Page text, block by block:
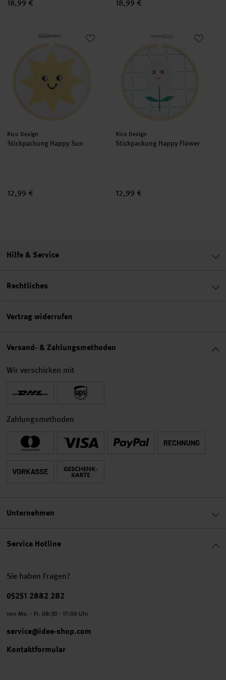
18,99 € 18,99 €
Stickpackung Happy Sun
Hersteller:
Rico Design
Stickpackung Happy Sun
12,99 €
Stickpackung Happy Flower
Hersteller:
Rico Design
Stickpackung Happy Flower
12,99 €
Service Hotline
Sie haben Fragen?
Telefonnummer
05251 2882 282
von Mo. - Fr. 08:30 - 17:00 Uhr
service@idee-shop.com
Kontaktformular
Hilfe & Service
Rechtliches
Vertrag widerrufen
Versand- & Zahlungsmethoden
Wir verschicken mit
Zahlungsmethoden
Unternehmen